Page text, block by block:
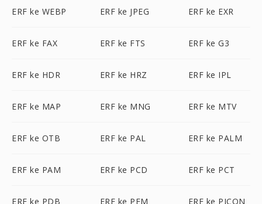
ERF ke WEBP ERF ke JPEG ERF ke EXR
ERF ke FAX ERF ke FTS ERF ke G3
ERF ke HDR ERF ke HRZ ERF ke IPL
ERF ke MAP ERF ke MNG ERF ke MTV
ERF ke OTB ERF ke PAL ERF ke PALM
ERF ke PAM ERF ke PCD ERF ke PCT
ERF ke PDB ERF ke PFM ERF ke PICON